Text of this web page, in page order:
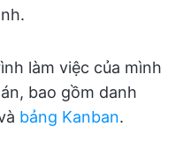
làm việc của mình
bao gồm danh
bảng Kanban.